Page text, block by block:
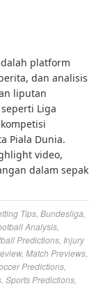
platform
dan analisis
liputan
Liga
Piala Dunia.
video,
dalam sepak
Tips Bundesliga
Analysis
Predictions Injury
, Match Previews
Predictions
Sports Predictions